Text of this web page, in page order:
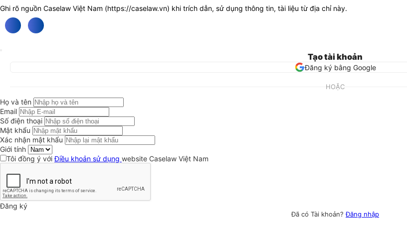
Ghi rõ nguồn Caselaw Việt Nam (https://caselaw.vn) khi trích dẫn, sử dụng thông tin, tài liệu từ địa chỉ này.
Tạo tài khoản
Đăng ký bằng Google
HOẶC
Họ và tên
Email
Số điện thoại
Mật khẩu
Xác nhận mật khẩu
Giới tính
Tôi đồng ý vớiĐiều khoản sử dụng website Caselaw Việt Nam
Đăng ký
Đã có Tài khoản?Đăng nhập